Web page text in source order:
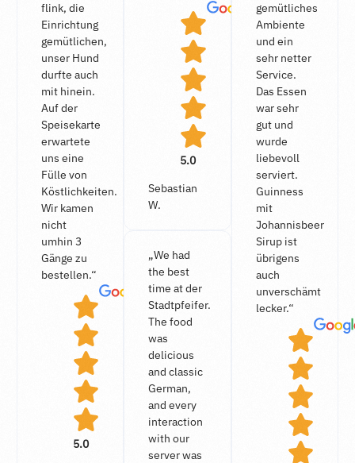
flink, die
Einrich­tung
gemütlichen,
unser Hund
durfte auch
mit hinein.
Auf der
Speisekarte
erwartete
uns eine
Fülle von
Köstlichkeiten.
Wir kamen
nicht
umhin 3
Gänge zu
bestellen.“
5.0
5.0
Sebastian
W.
„We had
the best
time at der
Stadtpfeifer.
The food
was
delicious
and classic
German,
and every
interaction
with our
server was
gemütliches
Ambiente
und ein
sehr netter
Service.
Das Essen
war sehr
gut und
wurde
liebevoll
serviert.
Guinness
mit
Johannisbeer
Sirup ist
übrigens
auch
unverschämt
lecker.“